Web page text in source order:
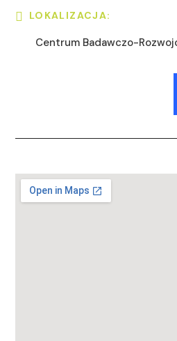
LOKALIZACJA:
Centrum Badawczo-